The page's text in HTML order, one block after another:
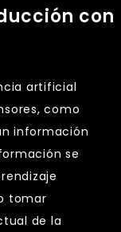
con
artificial
como
información
se
tomar
de la